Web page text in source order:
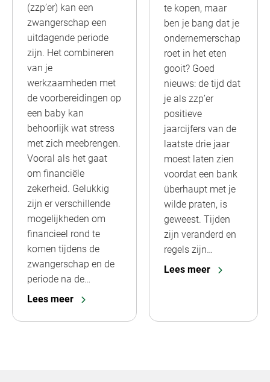
(zzp’er) kan een
zwangerschap een
uitdagende periode
zijn. Het combineren
van je
werkzaamheden met
de voorbereidingen op
een baby kan
behoorlijk wat stress
met zich meebrengen.
Vooral als het gaat
om financiële
zekerheid. Gelukkig
zijn er verschillende
mogelijkheden om
financieel rond te
komen tijdens de
zwangerschap en de
periode na de…
Lees meer
te kopen, maar
ben je bang dat je
ondernemerschap
roet in het eten
gooit? Goed
nieuws: de tijd dat
je als zzp’er
positieve
jaarcijfers van de
laatste drie jaar
moest laten zien
voordat een bank
überhaupt met je
wilde praten, is
geweest. Tijden
zijn veranderd en
regels zijn…
Lees meer